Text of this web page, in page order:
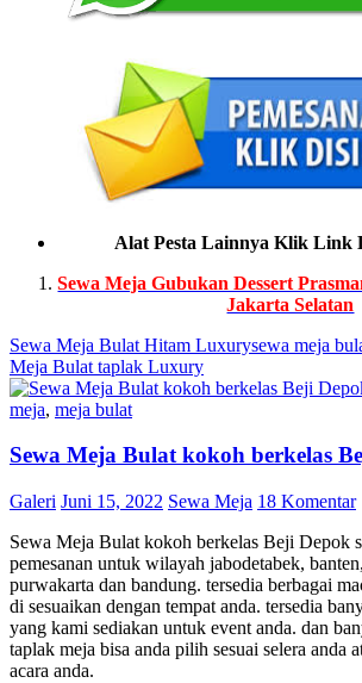
Alat Pesta Lainnya Klik Link
Sewa Meja Gubukan Dessert
Jakarta Selatan
Sewa Meja Bulat Hitam Luxurysewa meja
Meja Bulat taplak Luxury
meja, meja bulat
Sewa Meja Bulat kokoh berkelas
Galeri Juni 15, 2022 Sewa Meja 18 Komentar
Sewa Meja Bulat kokoh berkelas Beji Depok
pemesanan untuk wilayah jabodetabek,
purwakarta dan bandung. tersedia berbagai
di sesuaikan dengan tempat anda. tersedia
yang kami sediakan untuk event anda. dan
taplak meja bisa anda pilih sesuai selera anda
acara anda.